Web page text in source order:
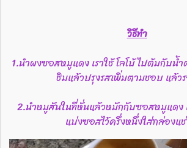
วิธีทำ
1.นำผงซอสหมูแดง​ เราใช้​ โลโบ้​ ไปต้มกับน้
ชิมแล้วปรุงรสเพิ่มตามชอบ​ แล้ว
2.นำหมูสันในที่หั่นแล้วหมักกับซอสหมูแดง
แบ่งซอสไว้ครึ่งหนึ่งใส่กล่องแช่